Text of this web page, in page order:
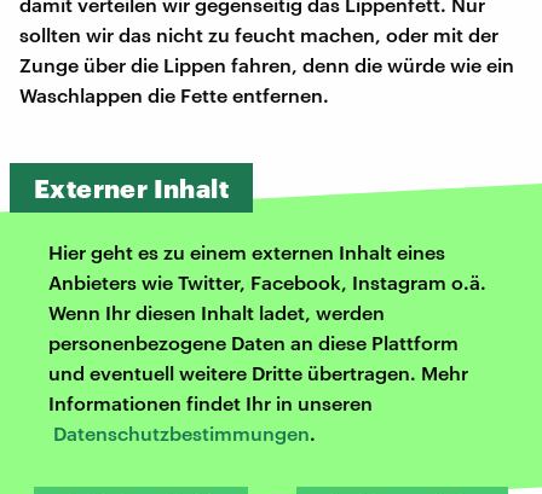
sollten wir das nicht zu feucht machen, oder mit der
Zunge über die Lippen fahren, denn die würde wie ein
Waschlappen die Fette entfernen.
Externer Inhalt
Hier geht es zu einem externen Inhalt eines
Anbieters wie Twitter, Facebook, Instagram o.ä.
Wenn Ihr diesen Inhalt ladet, werden
personenbezogene Daten an diese Plattform
und eventuell weitere Dritte übertragen. Mehr
Informationen findet Ihr in unseren
Datenschutzbestimmungen.